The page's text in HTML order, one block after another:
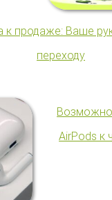
к продаже: Ваше
переходу
Возможно
AirPods к